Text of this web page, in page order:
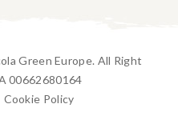
Green Europe. All Right
00662680164
Cookie Policy